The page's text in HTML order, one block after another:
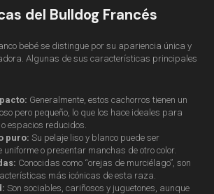
del Bulldog Francés
bebé se distingue por su apariencia única y
Algunas de sus características principales
Generalmente, estos cachorros tienen un
pero pequeño, lo que los hace ideales para
espacios reducidos.
puro: Su pelaje liso y blanco puede ser
uniforme o presentar manchas de otro color.
Conocidas como “orejas de murciélago”, son
más icónicas de esta raza.
Son sociables, cariñosos y juguetones, aunque